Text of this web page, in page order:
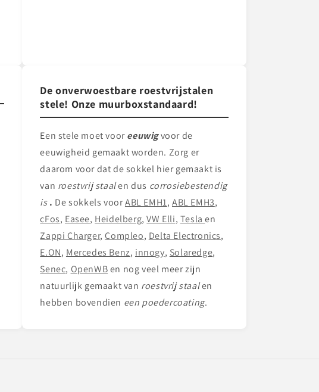
De onverwoestbare roestvrijstalen
stele! Onze muurboxstandaard!
Een stele moet vooreeuwigvoor de
eeuwigheid gemaakt worden. Zorg er
daarom voor dat de sokkel hier gemaakt is
van roestvrij staalen dus corrosiebestendig
is. De sokkels voorABL EMH1, ABL EMH3,
cFos, Easee, Heidelberg,VW Elli, Teslaen
Zappi Charger,Compleo, Delta Electronics,
E.ON, Mercedes Benz, innogy, Solaredge,
Senec, OpenWBen nog veel meer zijn
natuurlijk gemaakt van roestvrij staalen
hebben bovendien een poedercoating.